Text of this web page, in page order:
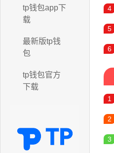
tp钱包app下
载
最新版tp钱
包
tp钱包官方
下载
4
5
6
1
2
3